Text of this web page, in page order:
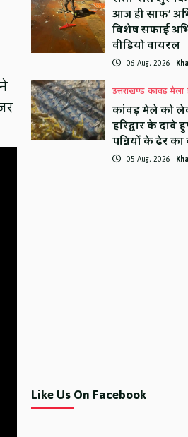
आज ही साफ’
विशेष सफाई
वीडियो वायरल
06 Aug, 2026
उत्तराखण्ड कावड़ मेला
कांवड़ मेले को
हरिद्वार के दावे
पन्नियों के ढेर
05 Aug, 2026
Like Us On Facebook